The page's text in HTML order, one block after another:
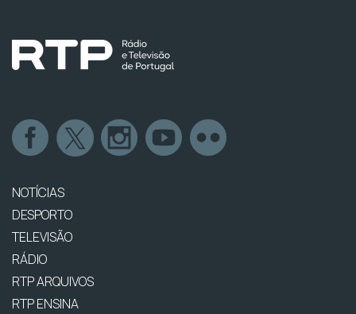
NOTÍCIAS
DESPORTO
TELEVISÃO
RÁDIO
RTP ARQUIVOS
RTP ENSINA